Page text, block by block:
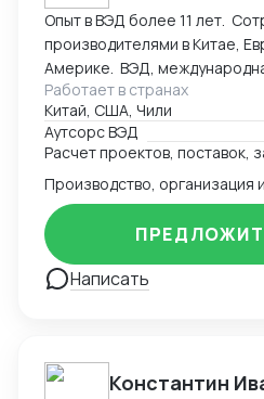
Опыт в ВЭД более 11 лет.
производителями в Китае, Европе, латинской
Америке. ВЭД,
Консалтинг. Закупки:
товары народного
производств, логистика и
Работает в странах
Китай, США, Чили
Аутсорс ВЭД
Расчет проектов, поставок,
Написать
Константин